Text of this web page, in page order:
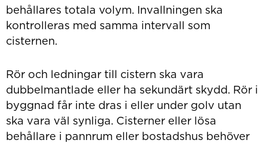
behållares totala volym. Invallningen ska
kontrolleras med samma intervall som
cisternen.
Rör och ledningar till cistern ska vara
dubbelmantlade eller ha sekundärt skydd. Rör i
byggnad får inte dras i eller under golv utan
ska vara väl synliga. Cisterner eller lösa
behållare i pannrum eller bostadshus behöver